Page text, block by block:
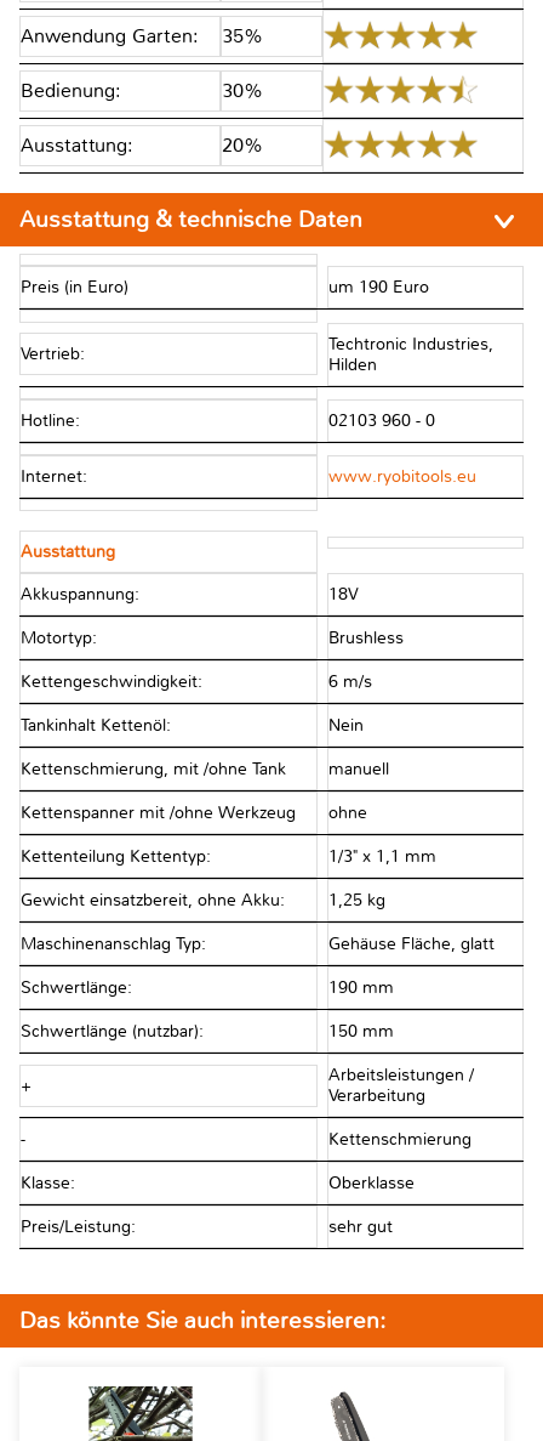
Anwendung Garten: 35%
Bedienung: 30%
Ausstattung: 20%
Ausstattung & technische Daten
Preis (in Euro) um 190 Euro
Vertrieb:
Techtronic Industries,
Hilden
Hotline: 02103 960 - 0
Internet: www.ryobitools.eu
Ausstattung
Akkuspannung: 18V
Motortyp: Brushless
Kettengeschwindigkeit: 6 m/s
Tankinhalt Kettenöl: Nein
Kettenschmierung, mit /ohne Tank manuell
Kettenspanner mit /ohne Werkzeug ohne
Kettenteilung Kettentyp: 1/3" x 1,1 mm
Gewicht einsatzbereit, ohne Akku: 1,25 kg
Maschinenanschlag Typ: Gehäuse Fläche, glatt
Schwertlänge: 190 mm
Schwertlänge (nutzbar): 150 mm
+
Arbeitsleistungen /
Verarbeitung
- Kettenschmierung
Klasse: Oberklasse
Preis/Leistung: sehr gut
Das könnte Sie auch interessieren: